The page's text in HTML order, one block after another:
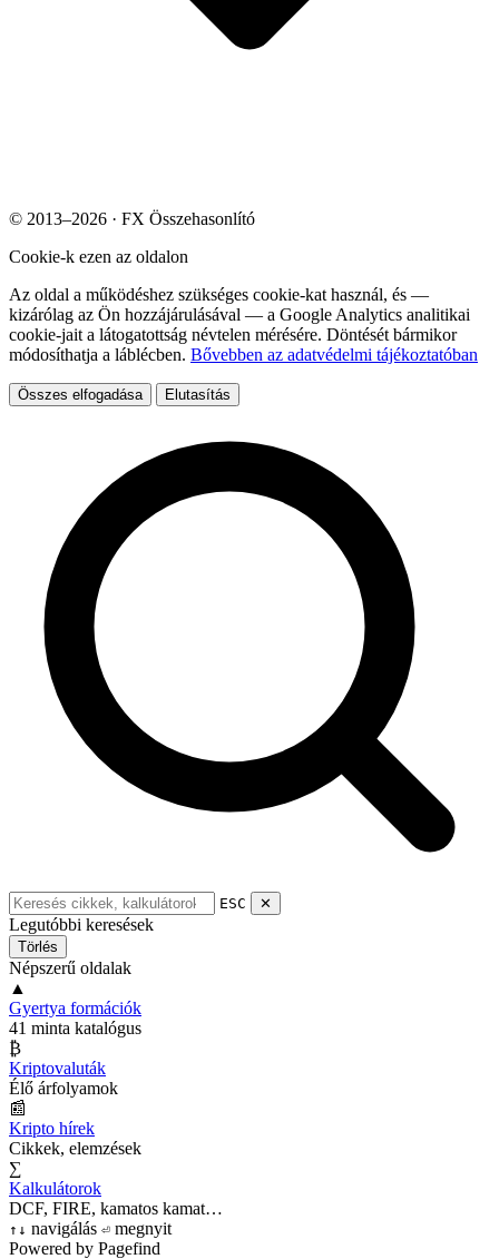
© 2013–2026 · FX Összehasonlító
Cookie-k ezen az oldalon
Az oldal a működéshez szükséges cookie-kat használ, és —
kizárólag az Ön hozzájárulásával — a Google Analytics analitikai
cookie-jait a látogatottság névtelen mérésére. Döntését bármikor
módosíthatja a láblécben. Bővebben az adatvédelmi tájékoztatóban
Összes elfogadása Elutasítás
ESC ✕
Legutóbbi keresések
Törlés
Népszerű oldalak
▲
Gyertya formációk
41 minta katalógus
₿
Kriptovaluták
Élő árfolyamok
📰
Kripto hírek
Cikkek, elemzések
∑
Kalkulátorok
DCF, FIRE, kamatos kamat…
↑ ↓ navigálás ⏎ megnyit
Powered by Pagefind